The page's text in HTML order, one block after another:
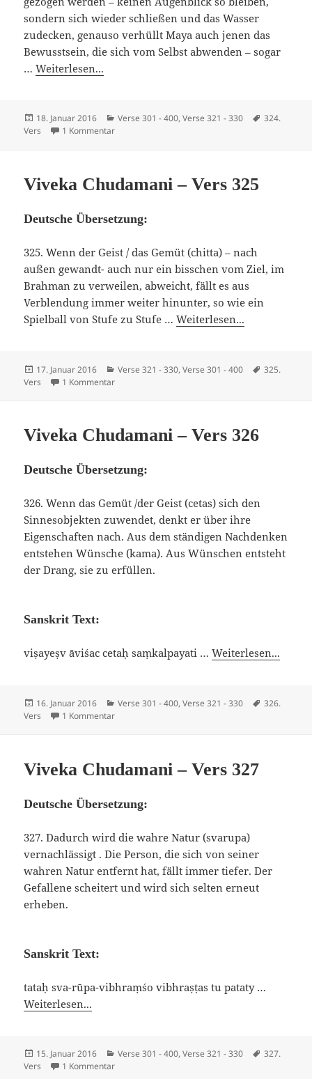
sondern sich wieder schließen und das Wasser
zudecken, genauso verhüllt Maya auch jenen das
Bewusstsein, die sich vom Selbst abwenden – sogar
…Weiterlesen...
Veröffentlicht
am
18. Januar 2016 Kategorien
Verse 301 - 400,Verse 321 - 330
324.
Vers
1 Kommentarzu Viveka Chudamani – Vers 324
Viveka Chudamani – Vers 325
Deutsche Übersetzung:
325. Wenn der Geist / das Gemüt (chitta) – nach
außen gewandt- auch nur ein bisschen vom Ziel, im
Brahman zu verweilen, abweicht, fällt es aus
Verblendung immer weiter hinunter, so wie ein
Spielball von Stufe zu Stufe …Weiterlesen...
Veröffentlicht
am
17. Januar 2016 Kategorien
Verse 321 - 330,Verse 301 - 400
325.
Vers
1 Kommentarzu Viveka Chudamani – Vers 325
Viveka Chudamani – Vers 326
Deutsche Übersetzung:
326. Wenn das Gemüt /der Geist (cetas) sich den
Sinnesobjekten zuwendet, denkt er über ihre
Eigenschaften nach. Aus dem ständigen Nachdenken
entstehen Wünsche (kama). Aus Wünschen entsteht
der Drang, sie zu erfüllen.
Sanskrit Text:
viṣayeṣv āviśac cetaḥ saṃkalpayati …Weiterlesen...
Veröffentlicht
am
16. Januar 2016 Kategorien
Verse 301 - 400,Verse 321 - 330
326.
Vers
1 Kommentarzu Viveka Chudamani – Vers 326
Viveka Chudamani – Vers 327
Deutsche Übersetzung:
327. Dadurch wird die wahre Natur (svarupa)
vernachlässigt . Die Person, die sich von seiner
wahren Natur entfernt hat, fällt immer tiefer. Der
Gefallene scheitert und wird sich selten erneut
erheben.
Sanskrit Text:
tataḥ sva-rūpa-vibhraṃśo vibhraṣṭas tu pataty …
Weiterlesen...
Veröffentlicht
am
15. Januar 2016 Kategorien
Verse 301 - 400,Verse 321 - 330
327.
Vers
1 Kommentarzu Viveka Chudamani – Vers 327